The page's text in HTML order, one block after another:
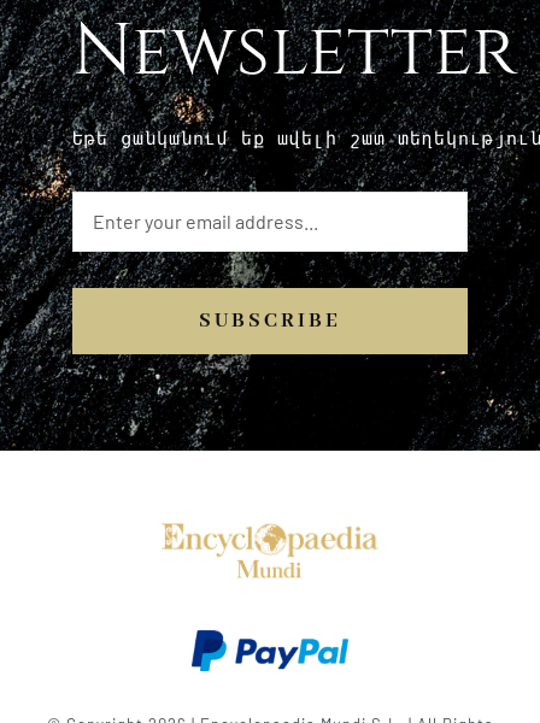
Newsletter
Եթե ​​ցանկանում եք ավելի շատ
SUBSCRIBE